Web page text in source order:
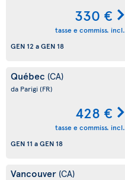
330 €
tasse e commiss. incl.
GEN 12 aGEN 18
Québec (CA)
da Parigi(FR)
428 €
tasse e commiss. incl.
GEN 11 aGEN 18
Vancouver (CA)